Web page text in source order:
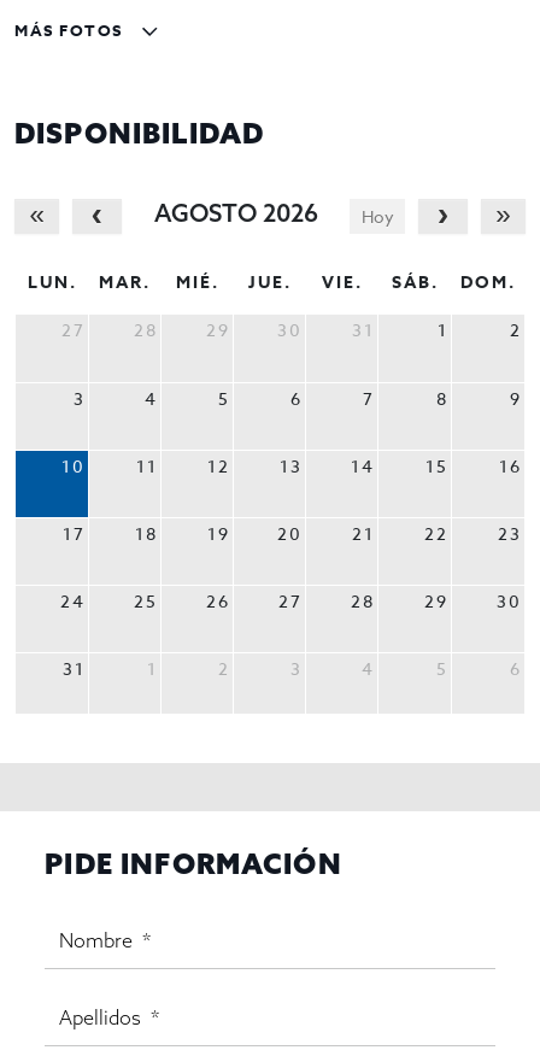
MÁS FOTOS
DISPONIBILIDAD
Hoy
AGOSTO 2026
LUN. MAR. MIÉ. JUE. VIE. SÁB. DOM.
27 28 29 30 31 1 2
3 4 5 6 7 8 9
10 11 12 13 14 15 16
17 18 19 20 21 22 23
24 25 26 27 28 29 30
31 1 2 3 4 5 6
PIDE INFORMACIÓN